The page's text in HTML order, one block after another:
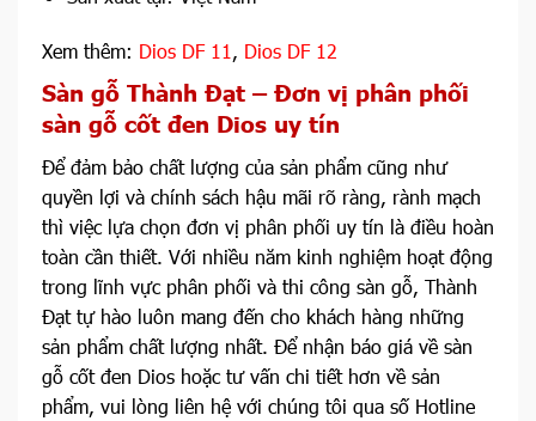
Xem thêm: Dios DF 11, Dios DF 12
Sàn gỗ Thành Đạt – Đơn vị phân phối
sàn gỗ cốt đen Dios uy tín
Để đảm bảo chất lượng của sản phẩm cũng như
quyền lợi và chính sách hậu mãi rõ ràng, rành mạch
thì việc lựa chọn đơn vị phân phối uy tín là điều hoàn
toàn cần thiết. Với nhiều năm kinh nghiệm hoạt động
trong lĩnh vực phân phối và thi công sàn gỗ, Thành
Đạt tự hào luôn mang đến cho khách hàng những
sản phẩm chất lượng nhất. Để nhận báo giá về sàn
gỗ cốt đen Dios hoặc tư vấn chi tiết hơn về sản
phẩm, vui lòng liên hệ với chúng tôi qua số Hotline